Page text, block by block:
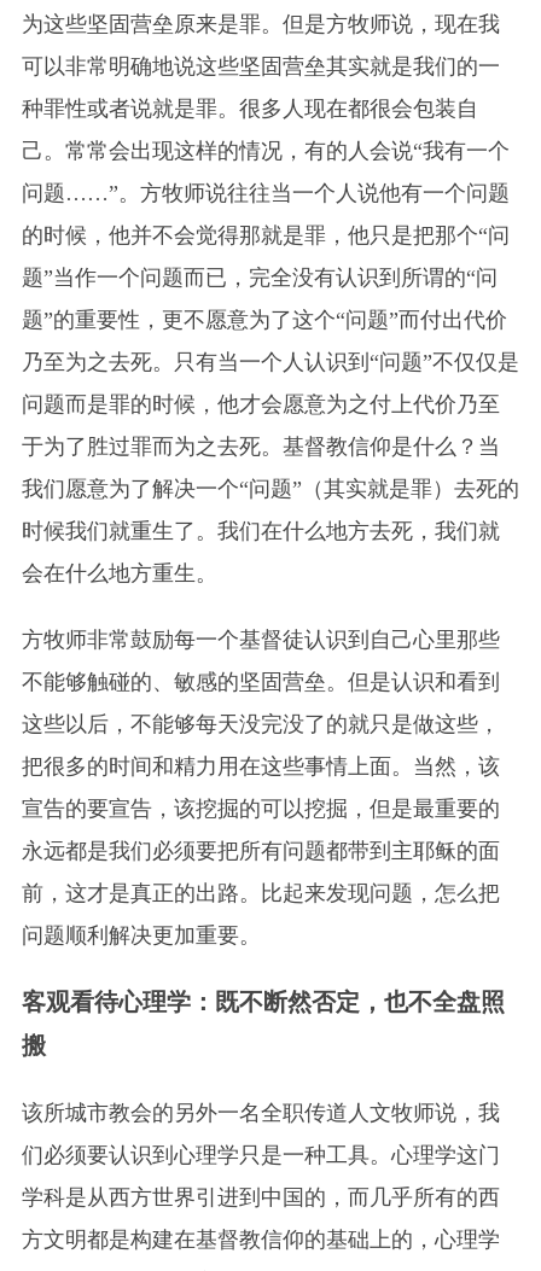
为这些坚固营垒原来是罪。但是方牧师说，现在我
可以非常明确地说这些坚固营垒其实就是我们的一
种罪性或者说就是罪。很多人现在都很会包装自
己。常常会出现这样的情况，有的人会说“我有一个
问题……”。方牧师说往往当一个人说他有一个问题
的时候，他并不会觉得那就是罪，他只是把那个“问
题”当作一个问题而已，完全没有认识到所谓的“问
题”的重要性，更不愿意为了这个“问题”而付出代价
乃至为之去死。只有当一个人认识到“问题”不仅仅是
问题而是罪的时候，他才会愿意为之付上代价乃至
于为了胜过罪而为之去死。基督教信仰是什么？当
我们愿意为了解决一个“问题”（其实就是罪）去死的
时候我们就重生了。我们在什么地方去死，我们就
会在什么地方重生。
方牧师非常鼓励每一个基督徒认识到自己心里那些
不能够触碰的、敏感的坚固营垒。但是认识和看到
这些以后，不能够每天没完没了的就只是做这些，
把很多的时间和精力用在这些事情上面。当然，该
宣告的要宣告，该挖掘的可以挖掘，但是最重要的
永远都是我们必须要把所有问题都带到主耶稣的面
前，这才是真正的出路。比起来发现问题，怎么把
问题顺利解决更加重要。
客观看待心理学：既不断然否定，也不全盘照
搬
该所城市教会的另外一名全职传道人文牧师说，我
们必须要认识到心理学只是一种工具。心理学这门
学科是从西方世界引进到中国的，而几乎所有的西
方文明都是构建在基督教信仰的基础上的，心理学